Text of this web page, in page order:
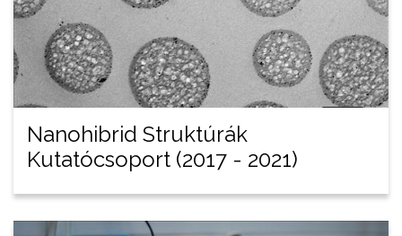
Nanohibrid Struktúrák
Kutatócsoport (2017 - 2021)